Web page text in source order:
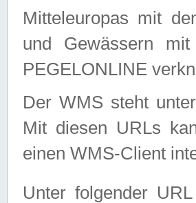
Mitteleuropas mit
und Gewässern
PEGELONLINE
Der WMS steht
Mit diesen URLs
einen WMS-Client
Unter folgender